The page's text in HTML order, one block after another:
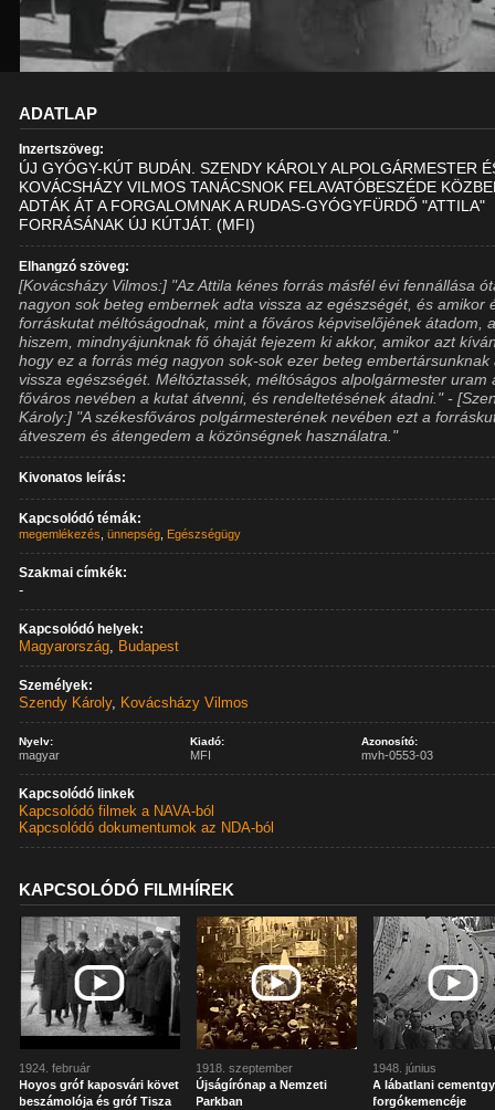
ADATLAP
Inzertszöveg:
ÚJ GYÓGY-KÚT BUDÁN. SZENDY KÁROLY ALPOLGÁRMESTER
KOVÁCSHÁZY VILMOS TANÁCSNOK FELAVATÓBESZÉDE
ADTÁK ÁT A FORGALOMNAK A RUDAS-GYÓGYFÜRDŐ "ATTILA"
FORRÁSÁNAK ÚJ KÚTJÁT. (MFI)
Elhangzó szöveg:
[Kovácsházy Vilmos:] "Az Attila kénes forrás másfél évi fennállása
nagyon sok beteg embernek adta vissza az egészségét, és amikor
forráskutat méltóságodnak, mint a főváros képviselőjének átadom,
hiszem, mindnyájunknak fő óhaját fejezem ki akkor, amikor azt
hogy ez a forrás még nagyon sok-sok ezer beteg embertársunknak
vissza egészségét. Méltóztassék, méltóságos alpolgármester uram
főváros nevében a kutat átvenni, és rendeltetésének átadni." -
Károly:] "A székesfőváros polgármesterének nevében ezt a
átveszem és átengedem a közönségnek használatra."
Kivonatos leírás:
Kapcsolódó témák:
megemlékezés ,ünnepség Egészségügy
Szakmai címkék:
-
Kapcsolódó helyek:
Magyarország, Budapest
Személyek:
Szendy Károly, Kovácsházy Vilmos
Nyelv:
magyar
Kiadó:
MFI
Azonosító:
mvh-0553-03
Kapcsolódó linkek
Kapcsolódó filmek a NAVA-ból
Kapcsolódó dokumentumok az NDA-ból
KAPCSOLÓDÓ FILMHÍREK
1924. február
Hoyos gróf kaposvári követ
beszámolója és gróf Tisza
1918. szeptember
Újságírónap a Nemzeti
Parkban
1948. június
A lábatlani
forgókemencéje